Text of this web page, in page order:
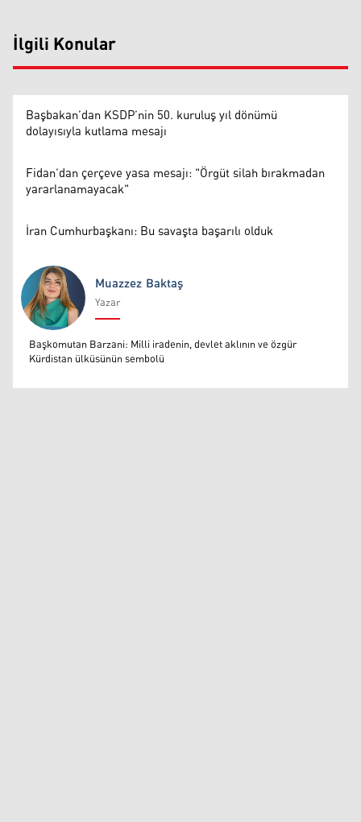
İlgili Konular
Başbakan’dan KSDP’nin 50. kuruluş yıl dönümü
dolayısıyla kutlama mesajı
Fidan’dan çerçeve yasa mesajı: "Örgüt silah bırakmadan
yararlanamayacak"
İran Cumhurbaşkanı: Bu savaşta başarılı olduk
Muazzez Baktaş
Muazzez Baktaş
Yazar
Başkomutan Barzani: Milli iradenin, devlet aklının ve özgür
Kürdistan ülküsünün sembolü